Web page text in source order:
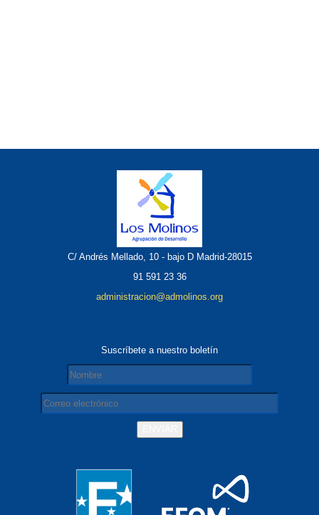
C/ Andrés Mellado, 10 - bajo D Madrid-28015
91 591 23 36
administracion@admolinos.org
Suscríbete a nuestro boletín